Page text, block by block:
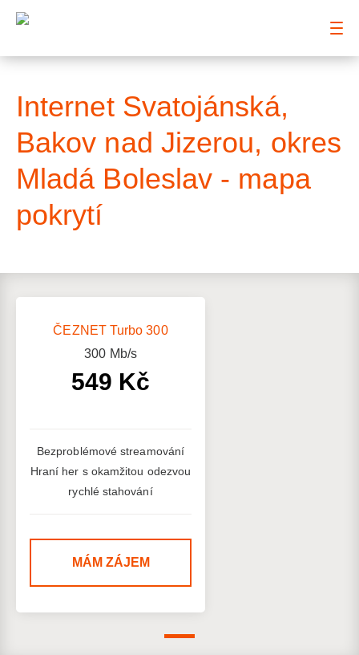
Internet Svatojánská,
Bakov nad Jizerou, okres
Mladá Boleslav - mapa
pokrytí
ČEZNET Turbo 300
300 Mb/s
549 Kč
Bezproblémové streamování
Hraní her s okamžitou odezvou
rychlé stahování
MÁM ZÁJEM
: Mapa pokrytí ulice